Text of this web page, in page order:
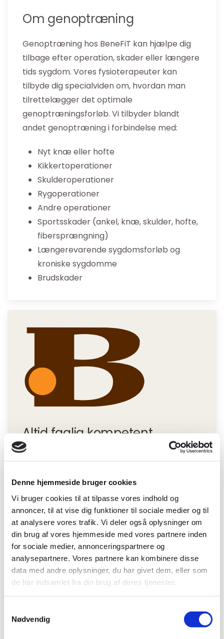
Denne hjemmeside bruger cookies
Vi bruger cookies til at tilpasse vores indhold og
annoncer, til at vise dig funktioner til sociale medier og til
at analysere vores trafik. Vi deler også oplysninger om
din brug af vores hjemmeside med vores partnere inden
for sociale medier, annonceringspartnere og
analysepartnere. Vores partnere kan kombinere disse
data med andre oplysninger, du har givet dem, eller som
de har indsamlet fra din brug af deres tjenester.
Nødvendig
Om genoptræning
Genoptræning hos BeneFiT kan hjælpe dig
tilbage efter operation, skader eller længere
tids sygdom. Vores fysioterapeuter kan
tilbyde dig specialviden om, hvordan man
tilrettelægger det optimale
genoptræningsforløb. Vi tilbyder blandt
andet genoptræning i forbindelse med:
Nyt knæ eller hofte
Kikkertoperationer
Skulderoperationer
Rygoperationer
Andre operationer
Sportsskader (ankel, knæ, skulder, hofte,
fibersprængning)
Længerevarende sygdomsforløb og
kroniske sygdomme
Brudskader
Altid faglig kompetent
Vi holder os løbende opdateret på den
nyeste viden indenfor sundhed, fysioterapi,
motion og livsstil. Derfor kan vi altid tilbyde
dig faglig og kompetent behandling og
rådgivning omkring din sundhed. Hos BeneFiT
sætter vi en ære i at yde service på højt
plan, så du opnår netop det, du ønsker.
Din krop er dit liv - og en sund krop er vejen
liv.